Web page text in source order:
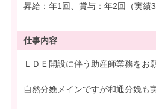
昇給：年1回、賞与：年2回（実績3
仕事内容
ＬＤＥ開設に伴う助産師業務をお
自然分娩メインですが和通分娩も実